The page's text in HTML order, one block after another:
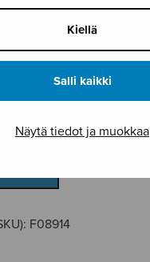
Kiellä
Salli kaikki
Näytä tiedot ja muokkaa
F08914